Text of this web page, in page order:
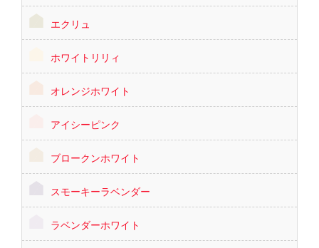
エクリュ
ホワイトリリィ
オレンジホワイト
アイシーピンク
ブロークンホワイト
スモーキーラベンダー
ラベンダーホワイト